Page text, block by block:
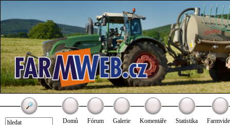
Domů Fórum Galerie Komentáře Statistika